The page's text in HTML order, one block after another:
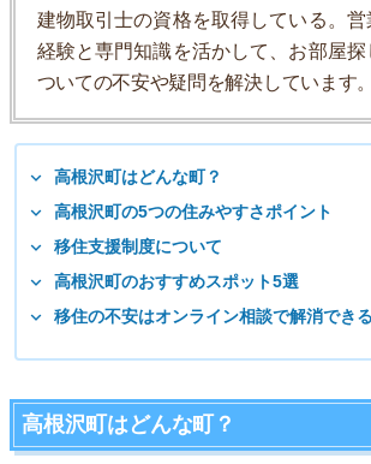
建物取引士の資格を取得している。
経験と専門知識を活かして、お部屋探
ついての不安や疑問を解決しています。
高根沢町はどんな町？
高根沢町の5つの住みやすさポイント
移住支援制度について
高根沢町のおすすめスポット5選
移住の不安はオンライン相談で解消できる
高根沢町はどんな町？